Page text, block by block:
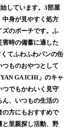
しています。3部屋
中身が見やすく処方
ズのポーチです。ふ
時の備蓄に適した
てふわふわパンの缶
ものおやつとして
GA ICHI」のキャ
つでもかわいく見守
ん、いつもの生活の
の方にもおすすめで
と里親探し活動、野